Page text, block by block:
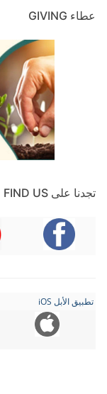
عطاء GIVING
تجدنا على FIND US
تطبيق الأبل iOS